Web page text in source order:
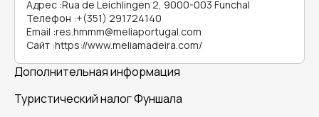
Адрес :Rua de Leichlingen 2, 9000-003 Funchal
Телефон :+(351) 291724140
Email :res.hmmm@meliaportugal.com
Сайт :https://www.meliamadeira.com/
Дополнительная информация
Туристический налог Фуншала